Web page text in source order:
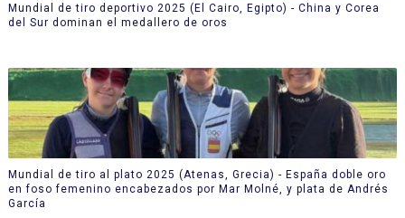
Mundial de tiro deportivo 2025 (El Cairo, Egipto) - China y Corea
del Sur dominan el medallero de oros
Mundial de tiro al plato 2025 (Atenas, Grecia) - España doble oro
en foso femenino encabezados por Mar Molné, y plata de Andrés
García